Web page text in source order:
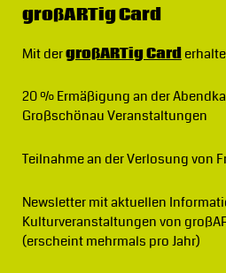
großARTig Card
Mit dergroßARTig Card
20 % Ermäßigungan der
Großschönau Veranstaltungen
Teilnahme an der Verlosung von
Newslettermit aktuellen
Kulturveranstaltungen von
(erscheint mehrmals pro Jahr)